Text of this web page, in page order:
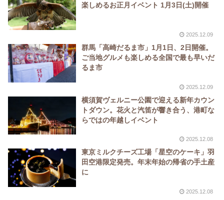
楽しめるお正月イベント 1月3日(土)開催
2025.12.09
群馬「高崎だるま市」1月1日、2日開催。
ご当地グルメも楽しめる全国で最も早いだ
るま市
2025.12.09
横須賀ヴェルニー公園で迎える新年カウン
トダウン。花火と汽笛が響き合う、港町な
らではの年越しイベント
2025.12.08
東京ミルクチーズ工場「星空のケーキ」羽
田空港限定発売。年末年始の帰省の手土産
に
2025.12.08